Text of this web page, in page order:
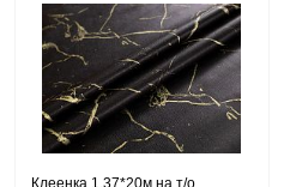
Клеенка 1,37*20м на т/о